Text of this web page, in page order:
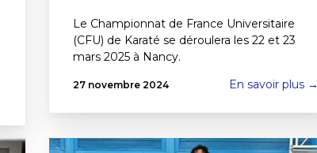
Le Championnat de France Universitaire
(CFU) de Karaté se déroulera les 22 et 23
mars 2025 à Nancy.
27 novembre 2024 En savoir plus →